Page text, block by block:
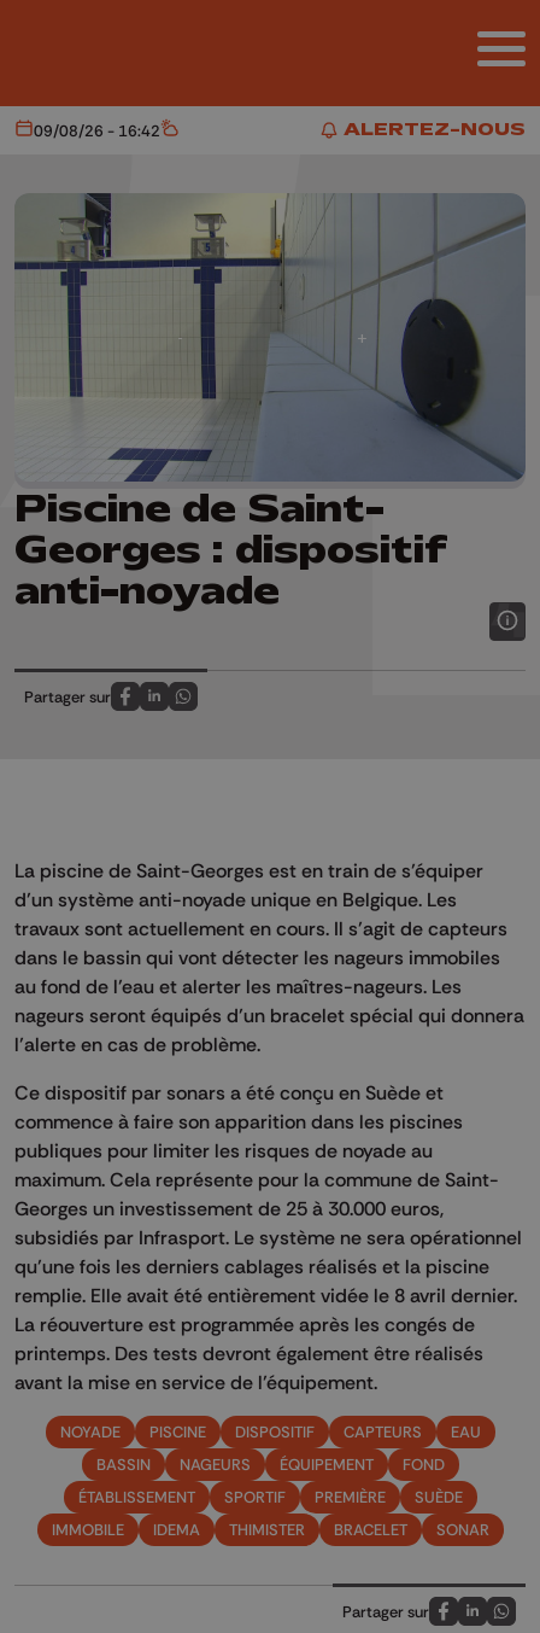
ALERTEZ-NOUS
ALERTEZ-NOUS
Aujourd'hui
09/08/26 - 16:42 Météo
Piscine de Saint-
Georges : dispositif
anti-noyade
Partager sur
Partagez sur FaceBook
Partagez sur LinkedIn
Partagez sur Whatsapp
La piscine de Saint-Georges est en train de s’équiper
d’un système anti-noyade unique en Belgique. Les
travaux sont actuellement en cours. Il s’agit de capteurs
dans le bassin qui vont détecter les nageurs immobiles
au fond de l’eau et alerter les maîtres-nageurs. Les
nageurs seront équipés d’un bracelet spécial qui donnera
l’alerte en cas de problème.
Ce dispositif par sonars a été conçu en Suède et
commence à faire son apparition dans les piscines
publiques pour limiter les risques de noyade au
maximum. Cela représente pour la commune de Saint-
Georges un investissement de 25 à 30.000 euros,
subsidiés par Infrasport. Le système ne sera opérationnel
qu’une fois les derniers cablages réalisés et la piscine
remplie. Elle avait été entièrement vidée le 8 avril dernier.
La réouverture est programmée après les congés de
printemps. Des tests devront également être réalisés
avant la mise en service de l’équipement.
NOYADE PISCINE DISPOSITIF CAPTEURS
EAU
BASSIN
NAGEURS ÉQUIPEMENT
FOND
ÉTABLISSEMENT
SPORTIF PREMIÈRE
SUÈDE
IMMOBILE
IDEMA THIMISTER BRACELET SONAR
Partager sur
Partagez sur
Partagez